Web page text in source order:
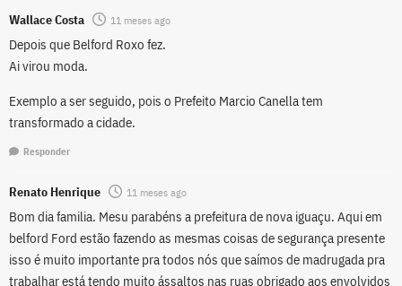
Wallace Costa 11 meses ago
Depois que Belford Roxo fez.
Ai virou moda.
Exemplo a ser seguido, pois o Prefeito Marcio Canella tem
transformado a cidade.
Responder
Renato Henrique 11 meses ago
Bom dia familia. Mesu parabéns a prefeitura de nova iguaçu. Aqui em
belford Ford estão fazendo as mesmas coisas de segurança presente
isso é muito importante pra todos nós que saímos de madrugada pra
trabalhar está tendo muito ássaltos nas ruas obrigado aos envolvidos